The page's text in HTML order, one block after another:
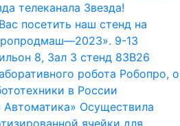
телеканала Звезда!
посетить наш стенд на
9-13
8, Зал 3 стенд 83B26
робота Робопро, о
в России
Автоматика» Осуществила
ячейки для